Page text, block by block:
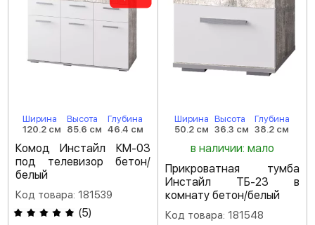
Ширина
120.2 см
Высота
85.6 см
Глубина
46.4 см
Комод Инстайл КМ-03
под телевизор бетон/
белый
Код товара: 181539
(5)
Ширина
50.2 см
Высота
36.3 см
Глубина
38.2 см
в наличии: мало
Прикроватная тумба
Инстайл ТБ-23 в
комнату бетон/белый
Код товара: 181548